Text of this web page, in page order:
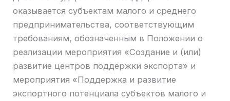
оказывается субъектам малого и среднего
предпринимательства, соответствующим
требованиям, обозначенным в Положении о
реализации мероприятия «Создание и (или)
развитие центров поддержки экспорта» и
мероприятия «Поддержка и развитие
экспортного потенциала субъектов малого и